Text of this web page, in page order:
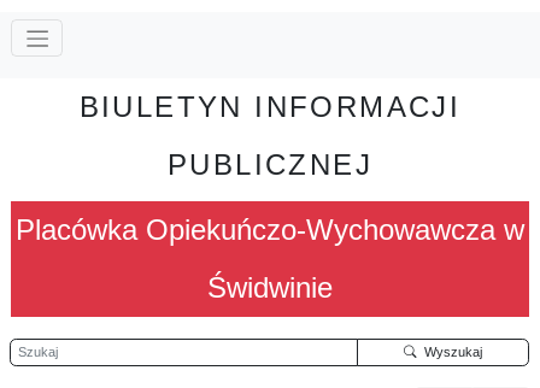
BIULETYN INFORMACJI
PUBLICZNEJ
Placówka Opiekuńczo-Wychowawcza w
Świdwinie
Szukaj Wyszukaj